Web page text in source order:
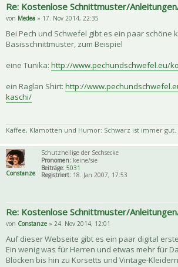
Re: Kostenlose Schnittmuster/
von Medea » 17. Nov 2014, 22:35
Bei Pech und Schwefel gibt es ein paar schöne
Basisschnittmuster, zum Beispiel
eine Tunika: http://www.pechundschwefel.eu/
ein Raglan Shirt: http://
kaschi/
Kaffee, Klamotten und Humor: Schwarz ist immer gut.
Constanze
Schutzheilige der Sechsecke
Pronomen: keine/sie
Beiträge: 5031
Registriert: 18. Jan 2007, 17:53
Re: Kostenlose Schnittmuster/
von Constanze » 24. Nov 2014, 12:01
Auf dieser Webseite gibt es ein paar digital
Ein wenig was für Herren und etwas mehr für
Blöcken bis hin zu Korsetts und Vintage-